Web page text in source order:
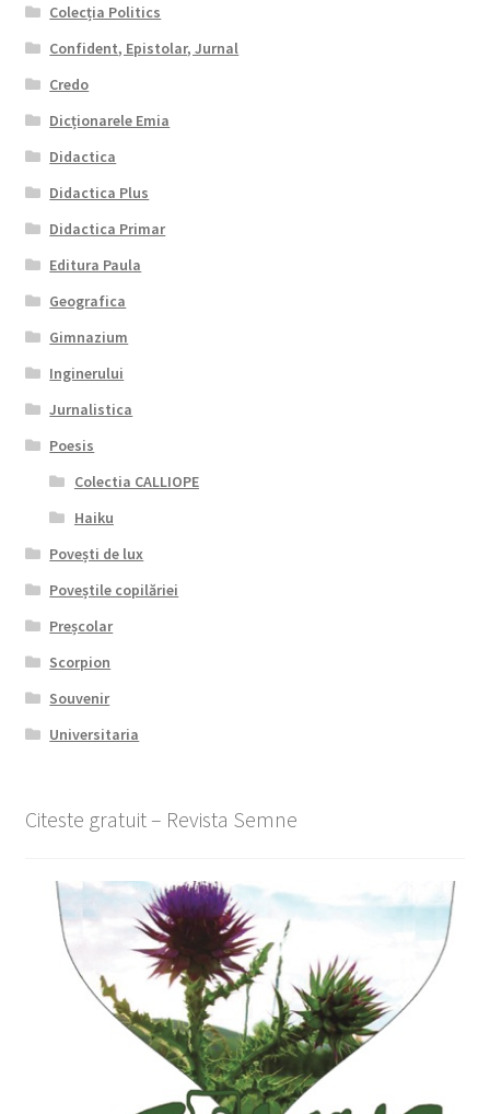
Colecția Politics
Confident, Epistolar, Jurnal
Credo
Dicționarele Emia
Didactica
Didactica Plus
Didactica Primar
Editura Paula
Geografica
Gimnazium
Inginerului
Jurnalistica
Poesis
Colectia CALLIOPE
Haiku
Povești de lux
Poveștile copilăriei
Preșcolar
Scorpion
Souvenir
Universitaria
Citeste gratuit – Revista Semne